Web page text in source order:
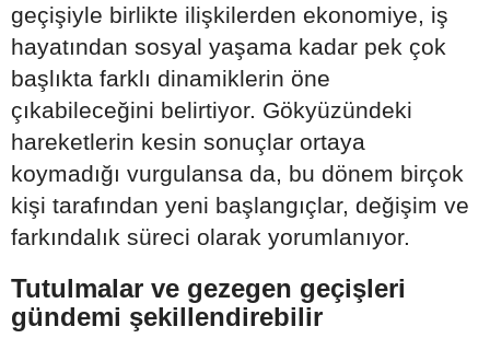
geçişiyle birlikte ilişkilerden ekonomiye, iş
hayatından sosyal yaşama kadar pek çok
başlıkta farklı dinamiklerin öne
çıkabileceğini belirtiyor. Gökyüzündeki
hareketlerin kesin sonuçlar ortaya
koymadığı vurgulansa da, bu dönem birçok
kişi tarafından yeni başlangıçlar, değişim ve
farkındalık süreci olarak yorumlanıyor.
Tutulmalar ve gezegen geçişleri
gündemi şekillendirebilir